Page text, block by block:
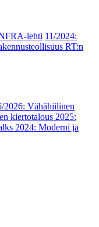
lehti 11/2024:
RT:n
2026: Vähähiilinen
kiertotalous 2025:
2024: Moderni ja